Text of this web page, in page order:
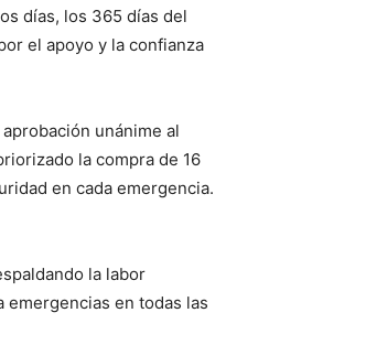
días, los 365 días del
el apoyo y la confianza
unánime al
la compra de 16
en cada emergencia.
la labor
en todas las